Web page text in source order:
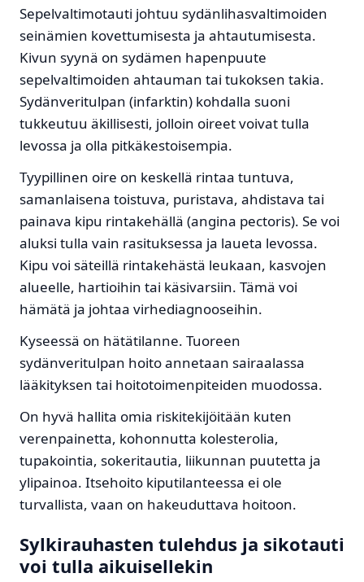
Sepelvaltimotauti johtuu sydänlihasvaltimoiden
seinämien kovettumisesta ja ahtautumisesta.
Kivun syynä on sydämen hapenpuute
sepelvaltimoiden ahtauman tai tukoksen takia.
Sydänveritulpan (infarktin) kohdalla suoni
tukkeutuu äkillisesti, jolloin oireet voivat tulla
levossa ja olla pitkäkestoisempia.
Tyypillinen oire on keskellä rintaa tuntuva,
samanlaisena toistuva, puristava, ahdistava tai
painava kipu rintakehällä (angina pectoris). Se voi
aluksi tulla vain rasituksessa ja laueta levossa.
Kipu voi säteillä rintakehästä leukaan, kasvojen
alueelle, hartioihin tai käsivarsiin. Tämä voi
hämätä ja johtaa virhediagnooseihin.
Kyseessä on hätätilanne. Tuoreen
sydänveritulpan hoito annetaan sairaalassa
lääkityksen tai hoitotoimenpiteiden muodossa.
On hyvä hallita omia riskitekijöitään kuten
verenpainetta, kohonnutta kolesterolia,
tupakointia, sokeritautia, liikunnan puutetta ja
ylipainoa. Itsehoito kiputilanteessa ei ole
turvallista, vaan on hakeuduttava hoitoon.
Sylkirauhasten tulehdus ja sikotauti
voi tulla aikuisellekin